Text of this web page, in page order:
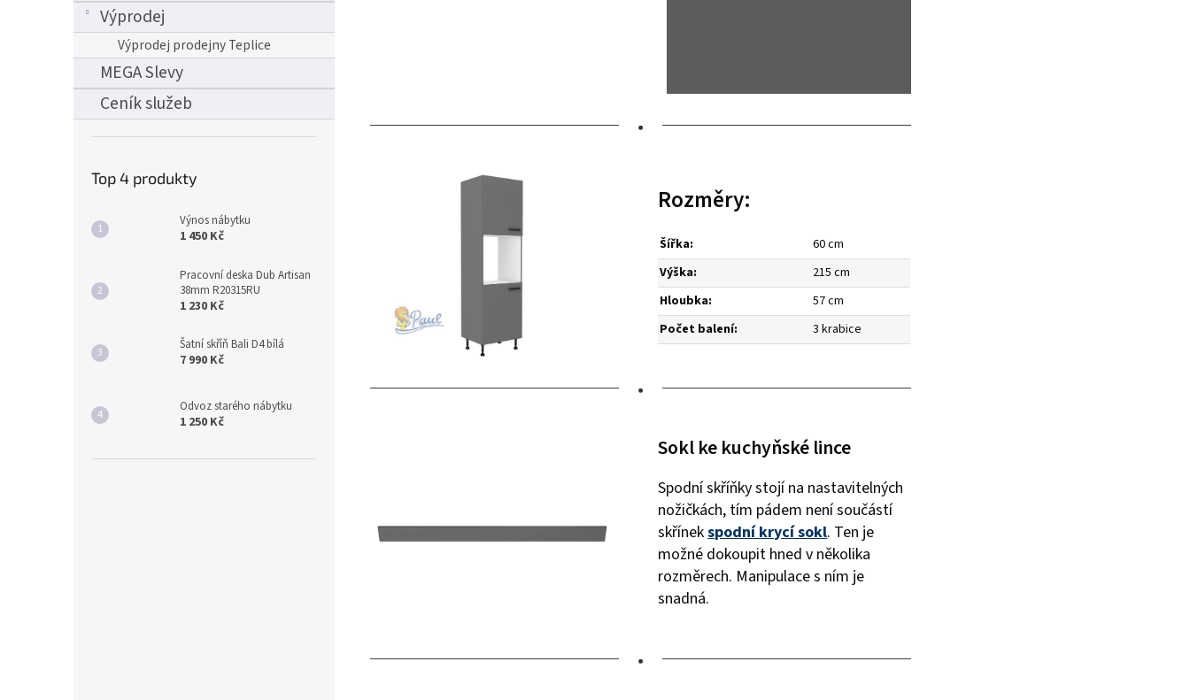
Výprodej
Výprodej prodejny Teplice
MEGA Slevy
Ceník služeb
Top 4 produkty
Výnos nábytku
1 450 Kč
Pracovní deska Dub Artisan
38mm R20315RU
1 230 Kč
Šatní skříň Bali D4 bílá
7 990 Kč
Odvoz starého nábytku
1 250 Kč
•
Rozměry:
Šířka:
60 cm
Výška:
215 cm
Hloubka:
57 cm
Počet balení:
3 krabice
•
Sokl ke kuchyňské lince
Spodní skříňky stojí na nastavitelných
nožičkách, tím pádem není součástí
skřínekspodní krycí sokl. Ten je
možné dokoupit hned v několika
rozměrech. Manipulace s ním je
snadná.
•